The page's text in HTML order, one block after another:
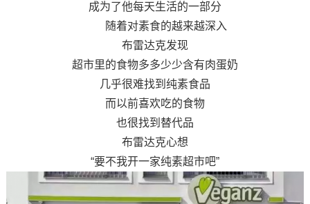
成为了他每天生活的一部分
随着对素食的越来越深入
布雷达克发现
超市里的食物多多少少含有肉蛋奶
几乎很难找到纯素食品
而以前喜欢吃的食物
也很找到替代品
布雷达克心想
“要不我开一家纯素超市吧”